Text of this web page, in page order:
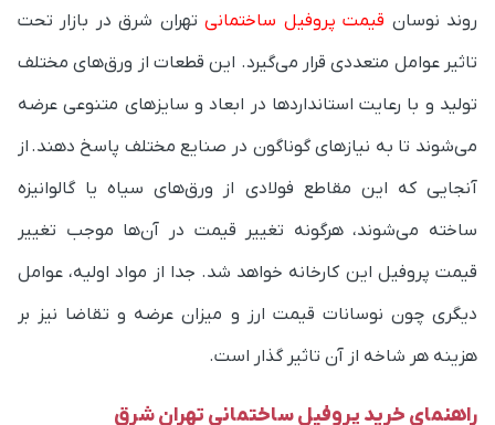
روند نوسانقیمت پروفیل ساختمانی تهران شرق در بازار تحت
تاثیر عوامل متعددی قرار می‌گیرد. این قطعات از ورق‌های مختلف
تولید و با رعایت استانداردها در ابعاد و سایزهای متنوعی عرضه
می‌شوند تا به نیازهای گوناگون در صنایع مختلف پاسخ دهند.از
آنجایی که این مقاطع فولادی از ورق‌های سیاه یا گالوانیزه
ساخته می‌شوند، هرگونه تغییر قیمت در آن‌ها موجب تغییر
قیمت پروفیل این کارخانه خواهد شد.جدا از مواد اولیه، عوامل
دیگری چون نوسانات قیمت ارز و میزان عرضه و تقاضا نیز بر
هزینه هر شاخه از آن تاثیر گذار است.
راهنمای خرید پروفیل ساختمانی تهران شرق